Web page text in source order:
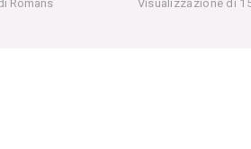
Romans Visualizzazione di